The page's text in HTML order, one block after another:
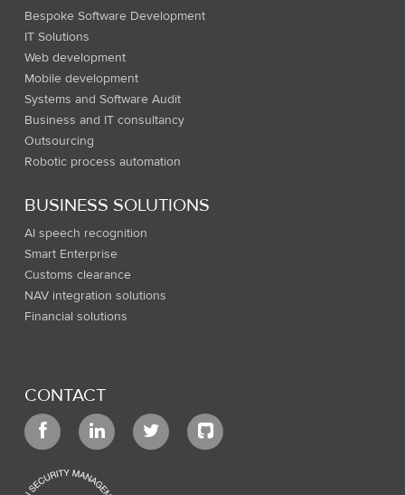
Bespoke Software Development
IT Solutions
Web development
Mobile development
Systems and Software Audit
Business and IT consultancy
Outsourcing
Robotic process automation
BUSINESS SOLUTIONS
AI speech recognition
Smart Enterprise
Customs clearance
NAV integration solutions
Financial solutions
CONTACT